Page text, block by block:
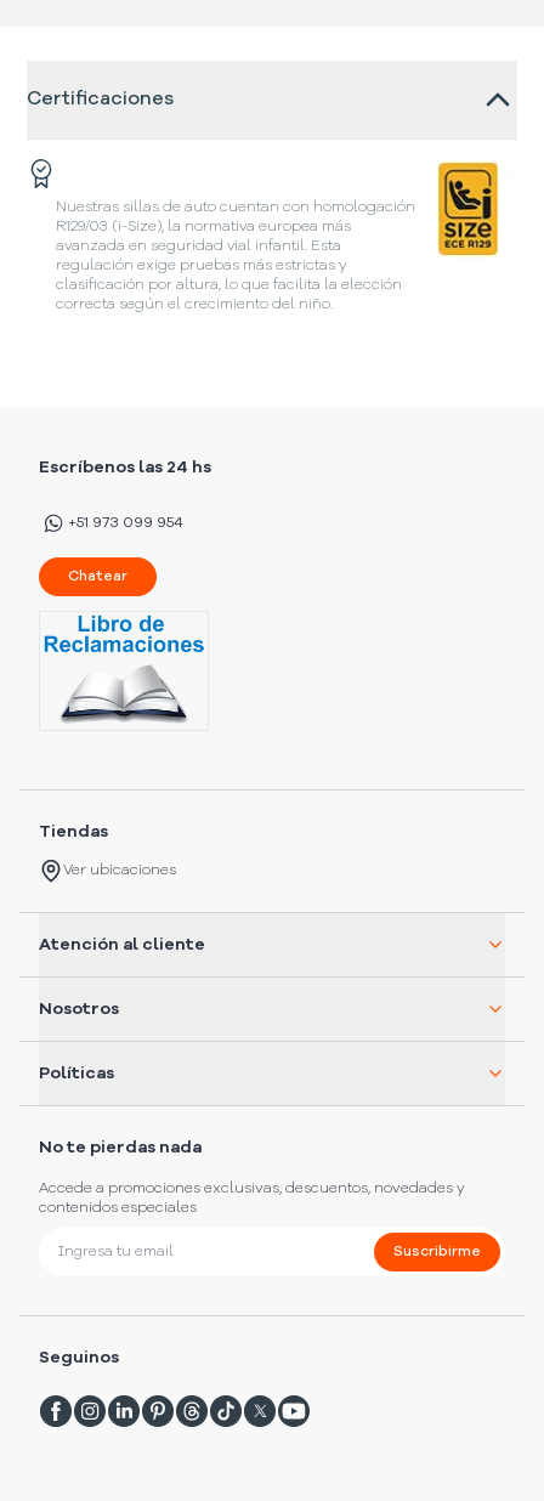
Certificaciones
Nuestras sillas de auto cuentan con homologación
R129/03 (i-Size), la normativa europea más
avanzada en seguridad vial infantil. Esta
regulación exige pruebas más estrictas y
clasificación por altura, lo que facilita la elección
correcta según el crecimiento del niño.
Escríbenos las 24 hs
+51 973 099 954
Chatear
Tiendas
Ver ubicaciones
Atención al cliente
Nosotros
Políticas
No te pierdas nada
Accede a promociones exclusivas, descuentos, novedades y
contenidos especiales
Suscribirme
Seguinos